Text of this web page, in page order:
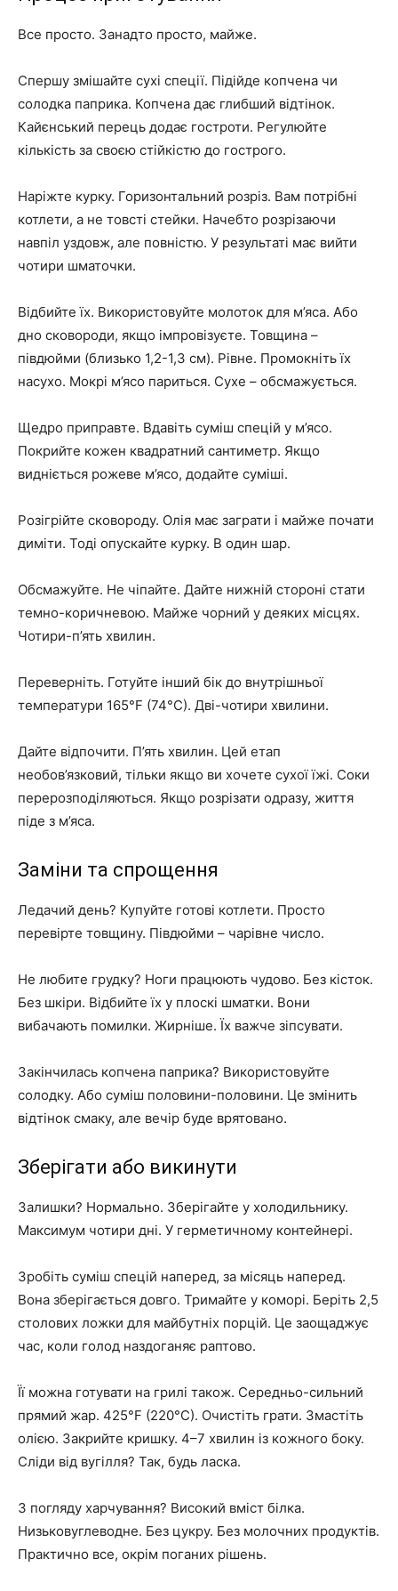
Все просто. Занадто просто, майже.
Спершу змішайте сухі спеції. Підійде копчена чи
солодка паприка. Копчена дає глибший відтінок.
Кайєнський перець додає гостроти. Регулюйте
кількість за своєю стійкістю до гострого.
Наріжте курку. Горизонтальний розріз. Вам потрібні
котлети, а не товсті стейки. Начебто розрізаючи
навпіл уздовж, але повністю. У результаті має вийти
чотири шматочки.
Відбийте їх. Використовуйте молоток для м’яса. Або
дно сковороди, якщо імпровізуєте. Товщина –
півдюйми (близько 1,2-1,3 см). Рівне. Промокніть їх
насухо. Мокрі м’ясо париться. Сухе – обсмажується.
Щедро приправте. Вдавіть суміш спецій у м’ясо.
Покрийте кожен квадратний сантиметр. Якщо
видніється рожеве м’ясо, додайте суміші.
Розігрійте сковороду. Олія має заграти і майже почати
диміти. Тоді опускайте курку. В один шар.
Обсмажуйте. Не чіпайте. Дайте нижній стороні стати
темно-коричневою. Майже чорний у деяких місцях.
Чотири-п’ять хвилин.
Переверніть. Готуйте інший бік до внутрішньої
температури 165°F (74°C). Дві-чотири хвилини.
Дайте відпочити. П’ять хвилин. Цей етап
необов’язковий, тільки якщо ви хочете сухої їжі. Соки
перерозподіляються. Якщо розрізати одразу, життя
піде з м’яса.
Заміни та спрощення
Ледачий день? Купуйте готові котлети. Просто
перевірте товщину. Півдюйми – чарівне число.
Не любите грудку? Ноги працюють чудово. Без кісток.
Без шкіри. Відбийте їх у плоскі шматки. Вони
вибачають помилки. Жирніше. Їх важче зіпсувати.
Закінчилась копчена паприка? Використовуйте
солодку. Або суміш половини-половини. Це змінить
відтінок смаку, але вечір буде врятовано.
Зберігати або викинути
Залишки? Нормально. Зберігайте у холодильнику.
Максимум чотири дні. У герметичному контейнері.
Зробіть суміш спецій наперед, за місяць наперед.
Вона зберігається довго. Тримайте у коморі. Беріть 2,5
столових ложки для майбутніх порцій. Це заощаджує
час, коли голод наздоганяє раптово.
Її можна готувати на грилі також. Середньо-сильний
прямий жар. 425°F (220°C). Очистіть грати. Змастіть
олією. Закрийте кришку. 4–7 хвилин із кожного боку.
Сліди від вугілля? Так, будь ласка.
З погляду харчування? Високий вміст білка.
Низьковуглеводне. Без цукру. Без молочних продуктів.
Практично все, окрім поганих рішень.